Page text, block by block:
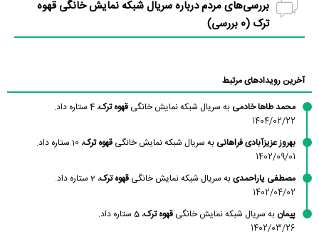
بررسی‌های مردم درباره سریال شبکه نمایش خانگی قهوه
ترک (0 بررسی)
آخرین رویدادهای مرتبط
محمد طاها خادمی به سریال شبکه نمایش خانگی قهوه ترک، 4 ستاره داد.
1404/02/22
بهروز عزیزآبادی فراهانی به سریال شبکه نمایش خانگی قهوه ترک، 10 ستاره داد.
1402/09/01
مصطفی یاراحمدیبه سریال شبکه نمایش خانگی قهوه ترک، 2 ستاره داد.
1402/04/02
پیمان به سریال شبکه نمایش خانگی قهوه ترک، 5 ستاره داد.
1402/03/26